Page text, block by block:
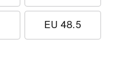
EU 48.5